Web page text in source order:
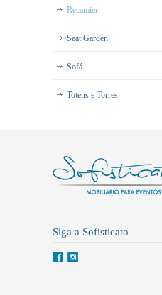
Recamier
Seat Garden
Sofá
Totens e Torres
Siga a Sofisticato